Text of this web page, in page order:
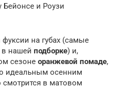
Бейонсе и Роузи
на губах (самые
в нашей подборке) и,
сезоне оранжевой помаде,
идеальным осенним
смотрится в матовом